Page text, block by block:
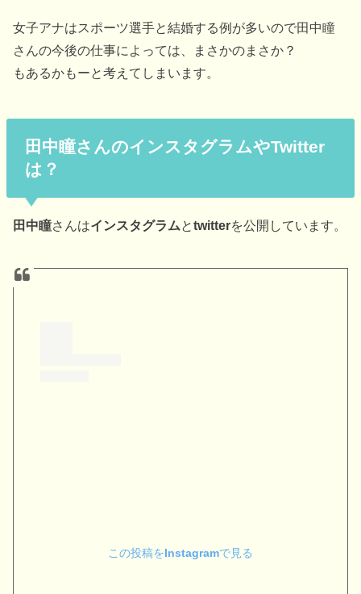
女子アナはスポーツ選手と結婚する例が多いので田中瞳
さんの今後の仕事によっては、まさかのまさか？
もあるかもーと考えてしまいます。
田中瞳さんのインスタグラムやTwitter
は？
田中瞳さんはインスタグラムとtwitterを公開しています。
この投稿をInstagramで見る